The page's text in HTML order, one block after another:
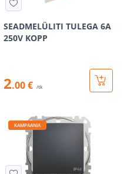
SEADMELÜLITI TULEGA 6A
250V KOPP
2.00 € /tk
KAMPAANIA